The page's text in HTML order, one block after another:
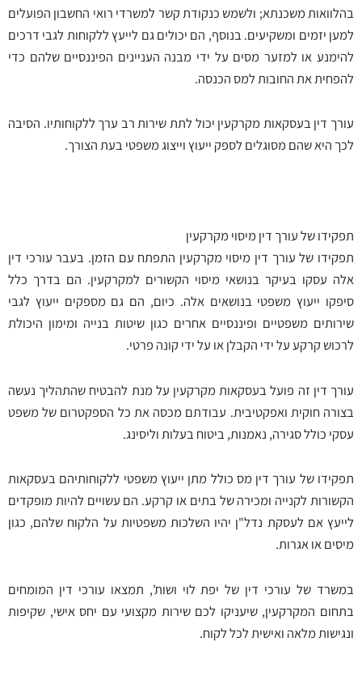
בהלוואות משכנתא; ולשמש כנקודת קשר למשרדי רואי החשבון הפועלים
למען יזמים ומשקיעים. בנוסף, הם יכולים גם לייעץ ללקוחות לגבי דרכים
להימנע או למזער מסים על ידי מבנה העניינים הפיננסיים שלהם כדי
להפחית את החובות למס הכנסה.
עורך דין בעסקאות מקרקעין יכול לתת שירות רב ערך ללקוחותיו. הסיבה
לכך היא שהם מסוגלים לספק ייעוץ וייצוג משפטי בעת הצורך.
תפקידו של עורך דין מיסוי מקרקעין
תפקידו של עורך דין מיסוי מקרקעין התפתח עם הזמן. בעבר עורכי דין
אלה עסקו בעיקר בנושאי מיסוי הקשורים למקרקעין. הם בדרך כלל
סיפקו ייעוץ משפטי בנושאים אלה. כיום, הם גם מספקים ייעוץ לגבי
שירותים משפטיים ופיננסיים אחרים כגון שיטות בנייה ומימון היכולת
לרכוש קרקע על ידי הקבלן או על ידי קונה פרטי.
עורך דין זה פועל בעסקאות מקרקעין על מנת להבטיח שהתהליך נעשה
בצורה חוקית ואפקטיבית. עבודתם מכסה את כל הספקטרום של משפט
עסקי כולל סגירה, נאמנות, ביטוח בעלות וליסינג.
תפקידו של עורך דין מס כולל מתן ייעוץ משפטי ללקוחותיהם בעסקאות
הקשורות לקנייה ומכירה של בתים או קרקע. הם עשויים להיות מופקדים
לייעץ אם לעסקת נדל"ן יהיו השלכות משפטיות על הלקוח שלהם, כגון
מיסים או אגרות.
במשרד של עורכי דין של יפת לוי ושות’, תמצאו עורכי דין המומחים
בתחום המקרקעין, שיעניקו לכם שירות מקצועי עם יחס אישי, שקיפות
ונגישות מלאה ואישית לכל לקוח.